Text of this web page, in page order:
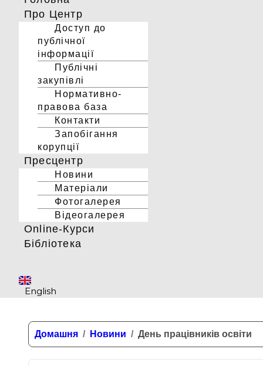
Про Центр
Доступ до
публічної
інформації
Публічні
закупівлі
Нормативно-
правова база
Контакти
Запобігання
корупції
Пресцентр
Новини
Матеріали
Фотогалерея
Відеогалерея
Online-Курси
Бібліотека
English
Домашня Новини День працівників освіти